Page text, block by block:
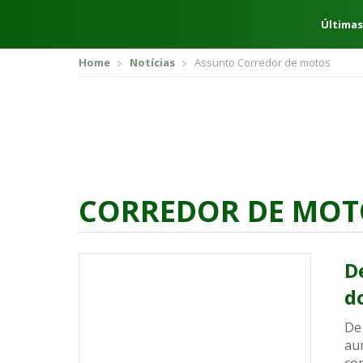
Home Notícias Assunto Corredor de motos
CORREDOR DE